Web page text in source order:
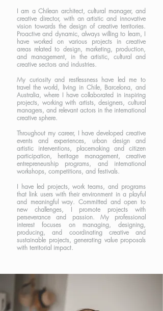
I am a Chilean architect, cultural manager, and
creative director, with an artistic and innovative
vision towards the design of creative territories.
Proactive and dynamic, always willing to learn, I
have worked on various projects in creative
areas related to design, marketing, production,
and management, in the artistic, cultural and
creative sectors and industries.
My curiosity and restlessness have led me to
travel the world, living in Chile, Barcelona, and
Australia, where I have collaborated in inspiring
projects, working with artists, designers, cultural
managers, and relevant actors in the international
creative sphere.
​Throughout my career, I have developed creative
events and experiences, urban design and
artistic interventions, placemaking and citizen
participation, heritage management, creative
entrepreneurship programs, and international
workshops, competitions, and festivals.
I have led projects, work teams, and programs
that link users with their environment in a playful
and meaningful way. Committed and open to
new challenges, I promote projects with
perseverance and passion. My professional
interest focuses on managing, designing,
producing, and coordinating creative and
sustainable projects, generating value proposals
with territorial impact.